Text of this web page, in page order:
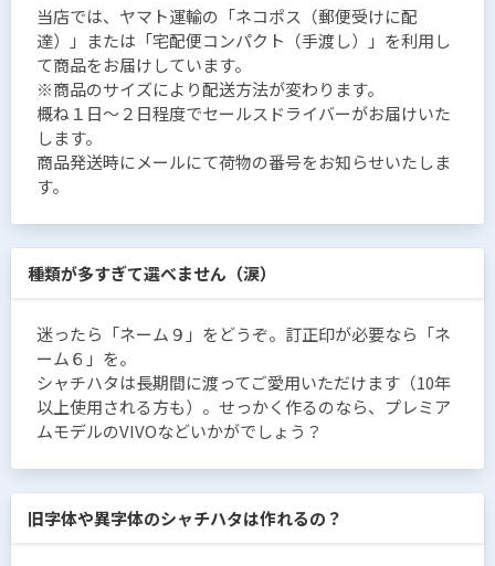
当店では、ヤマト運輸の「ネコポス（郵便受けに配
達）」または「宅配便コンパクト（手渡し）」を利用し
て商品をお届けしています。
※商品のサイズにより配送方法が変わります。
概ね１日〜２日程度でセールスドライバーがお届けいた
します。
商品発送時にメールにて荷物の番号をお知らせいたしま
す。
種類が多すぎて選べません（涙）
迷ったら「ネーム９」をどうぞ。訂正印が必要なら「ネ
ーム６」を。
シャチハタは長期間に渡ってご愛用いただけます（10年
以上使用される方も）。せっかく作るのなら、プレミア
ムモデルのVIVOなどいかがでしょう？
旧字体や異字体のシャチハタは作れるの？